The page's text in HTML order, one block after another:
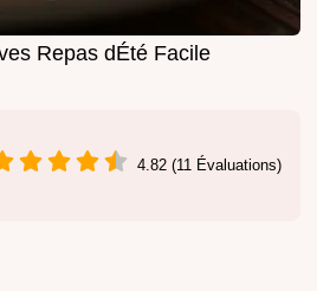
Repas dÉté Facile
4.82 (11 Évaluations)